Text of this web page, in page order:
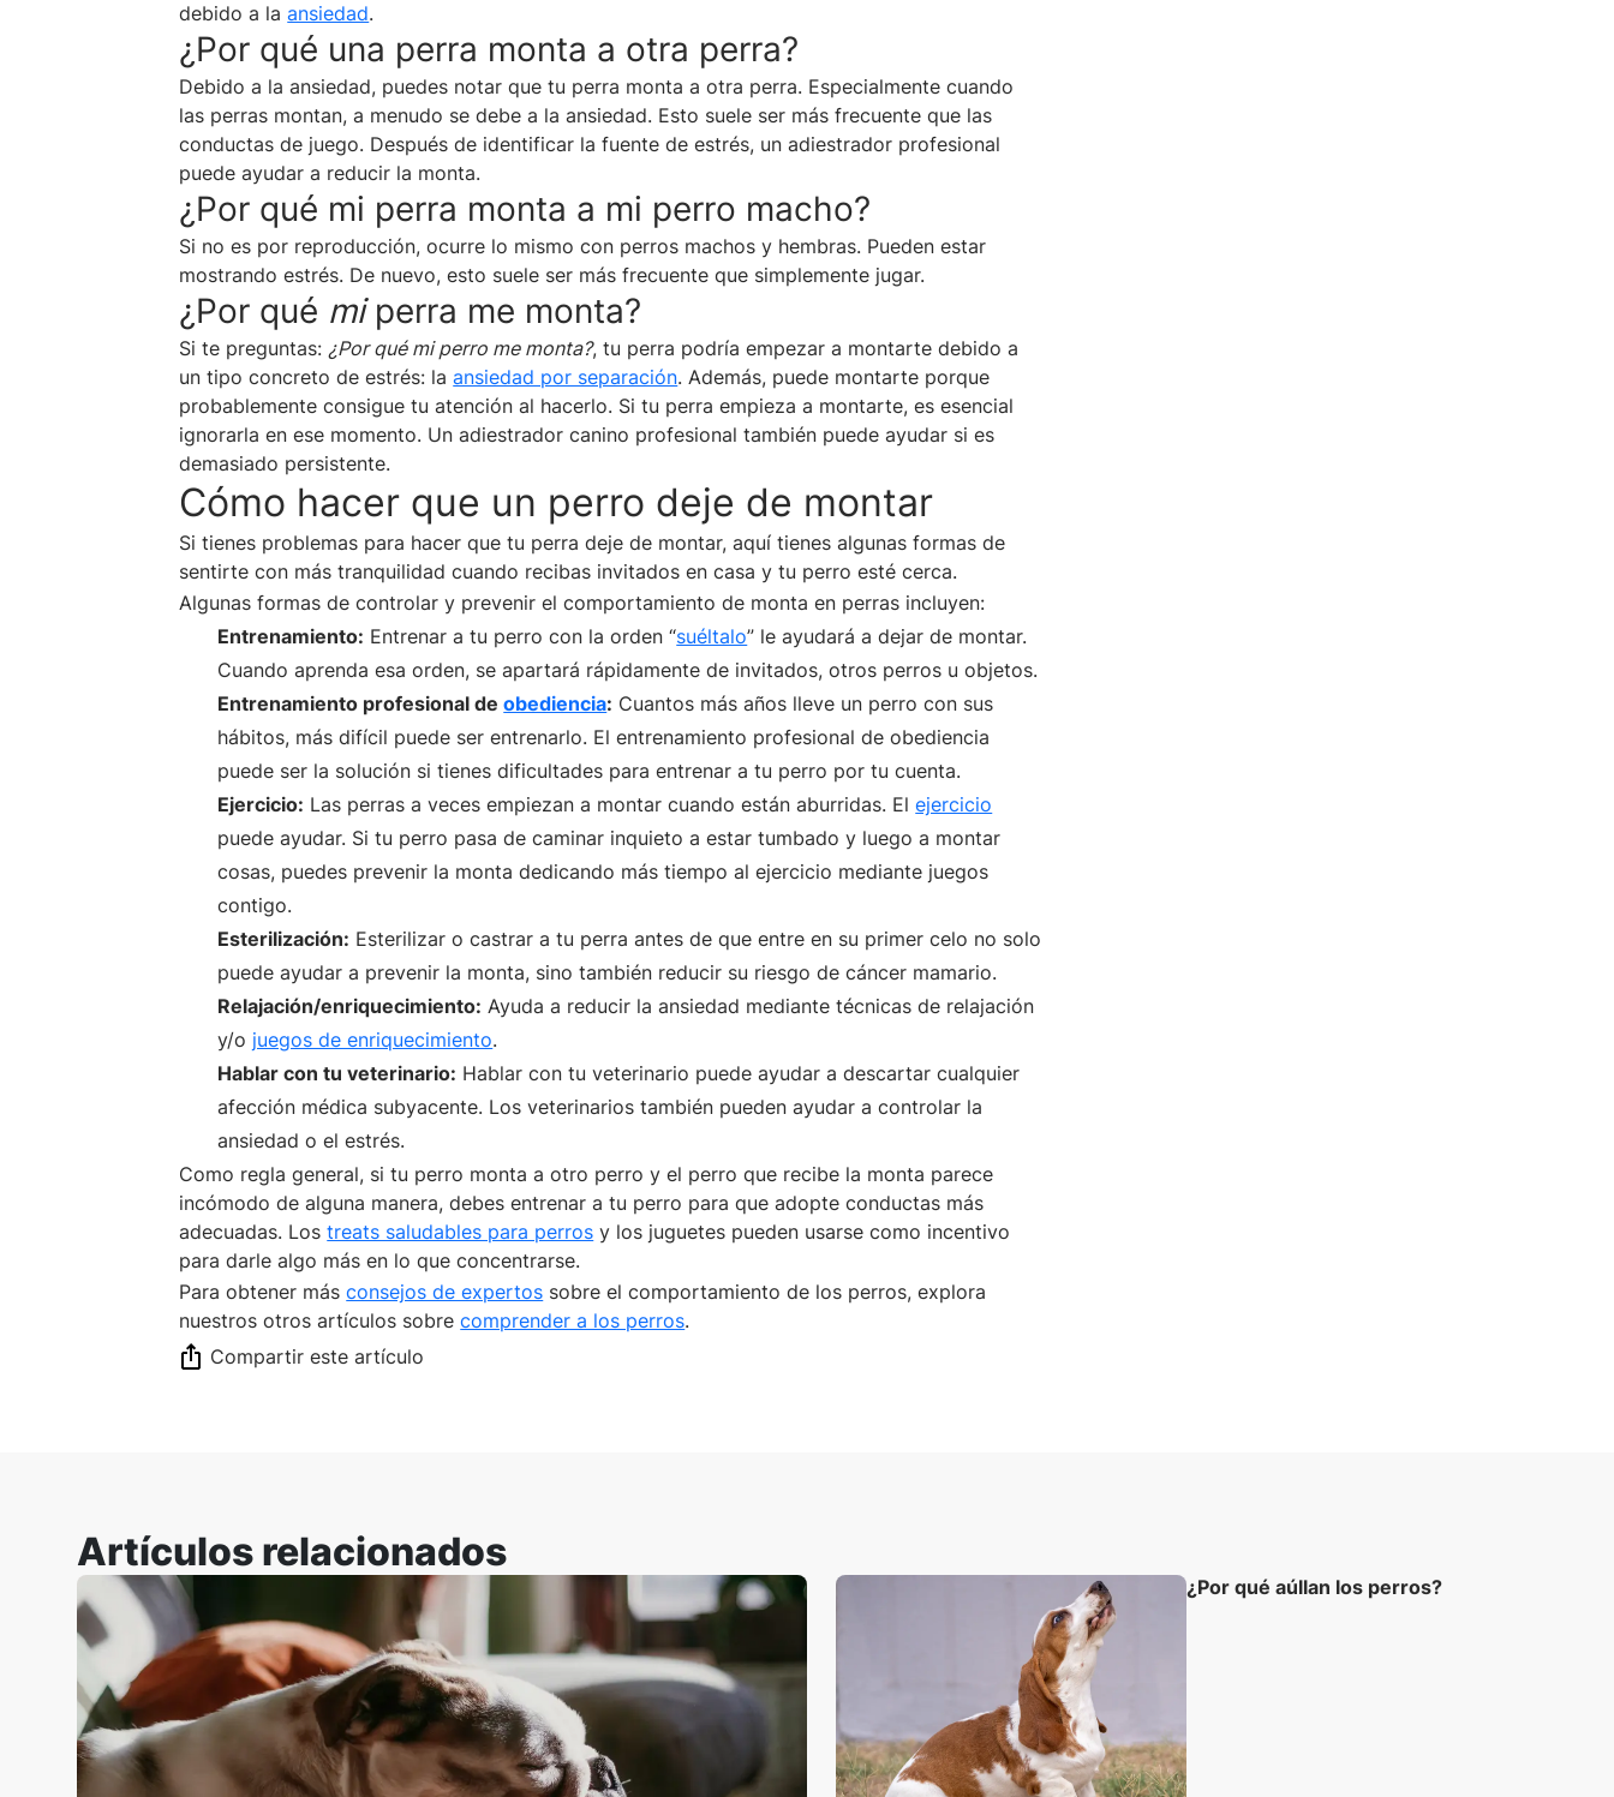
debido a laansiedad.
¿Por qué una perra monta a otra perra?
Debido a la ansiedad, puedes notar que tu perra monta a otra perra. Especialmente cuando
las perras montan, a menudo se debe a la ansiedad. Esto suele ser más frecuente que las
conductas de juego. Después de identificar la fuente de estrés, un adiestrador profesional
puede ayudar a reducir la monta.
¿Por qué mi perra monta a mi perro macho?
Si no es por reproducción, ocurre lo mismo con perros machos y hembras. Pueden estar
mostrando estrés. De nuevo, esto suele ser más frecuente que simplemente jugar.
¿Por qué miperra me monta?
Si te preguntas: ¿Por qué mi perro me monta?, tu perra podría empezar a montarte debido a
un tipo concreto de estrés: laansiedad por separación. Además, puede montarte porque
probablemente consigue tu atención al hacerlo. Si tu perra empieza a montarte, es esencial
ignorarla en ese momento. Un adiestrador canino profesional también puede ayudar si es
demasiado persistente.
Cómo hacer que un perro deje de montar
Si tienes problemas para hacer que tu perra deje de montar, aquí tienes algunas formas de
sentirte con más tranquilidad cuando recibas invitados en casa y tu perro esté cerca.
Algunas formas de controlar y prevenir el comportamiento de monta en perras incluyen:
Entrenamiento: Entrenar a tu perro con la orden “suéltalo” le ayudará a dejar de montar.
Cuando aprenda esa orden, se apartará rápidamente de invitados, otros perros u objetos.
Entrenamiento profesional deobediencia: Cuantos más años lleve un perro con sus
hábitos, más difícil puede ser entrenarlo. El entrenamiento profesional de obediencia
puede ser la solución si tienes dificultades para entrenar a tu perro por tu cuenta.
Ejercicio: Las perras a veces empiezan a montar cuando están aburridas. Elejercicio
puede ayudar. Si tu perro pasa de caminar inquieto a estar tumbado y luego a montar
cosas, puedes prevenir la monta dedicando más tiempo al ejercicio mediante juegos
contigo.
Esterilización: Esterilizar o castrar a tu perra antes de que entre en su primer celo no solo
puede ayudar a prevenir la monta, sino también reducir su riesgo de cáncer mamario.
Relajación/enriquecimiento: Ayuda a reducir la ansiedad mediante técnicas de relajación
y/o juegos de enriquecimiento.
Hablar con tu veterinario: Hablar con tu veterinario puede ayudar a descartar cualquier
afección médica subyacente. Los veterinarios también pueden ayudar a controlar la
ansiedad o el estrés.
Como regla general, si tu perro monta a otro perro y el perro que recibe la monta parece
incómodo de alguna manera, debes entrenar a tu perro para que adopte conductas más
adecuadas. Lostreats saludables para perros y los juguetes pueden usarse como incentivo
para darle algo más en lo que concentrarse.
Para obtener másconsejos de expertos sobre el comportamiento de los perros, explora
nuestros otros artículos sobrecomprender a los perros.
Compartir este artículo
Artículos relacionados
¿Por qué aúllan los perros?